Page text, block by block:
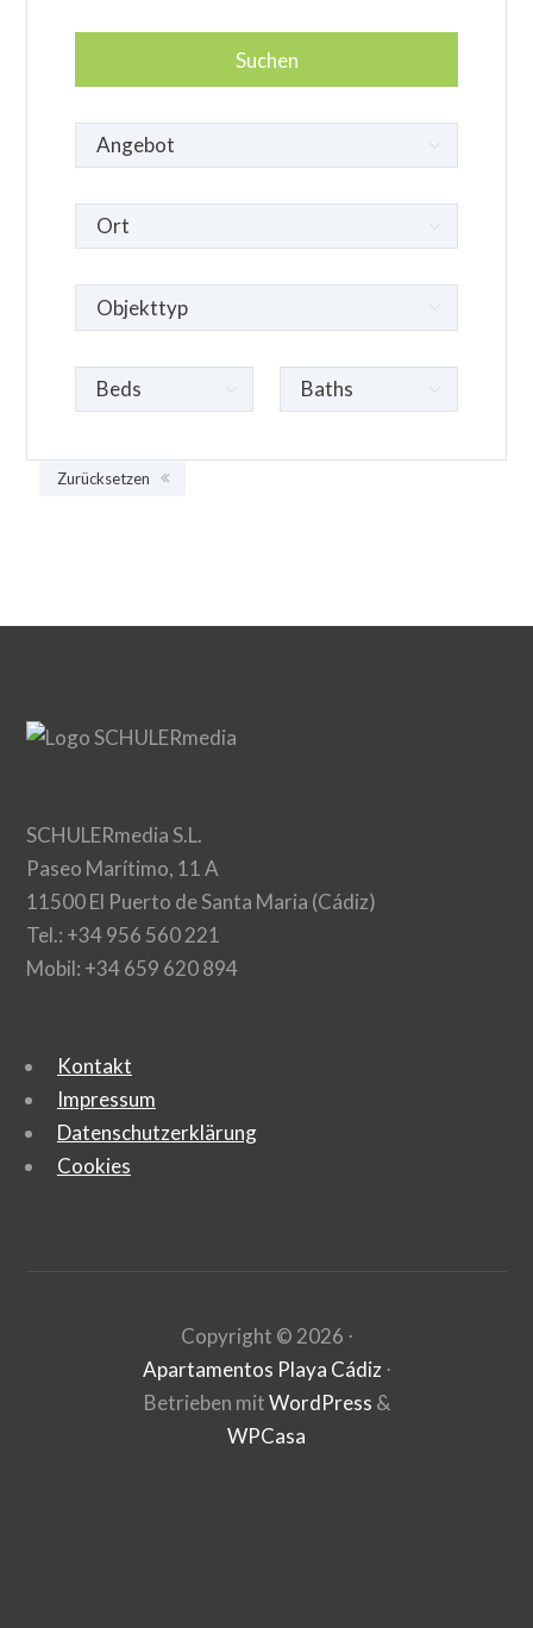
Zurücksetzen
SCHULERmedia S.L.
Paseo Marítimo, 11 A
11500 El Puerto de Santa Maria (Cádiz)
Tel.: +34 956 560 221
Mobil: +34 659 620 894
Kontakt
Impressum
Datenschutzerklärung
Cookies
Copyright © 2026 ⋅
Apartamentos Playa Cádiz⋅
Betrieben mitWordPress &
WPCasa